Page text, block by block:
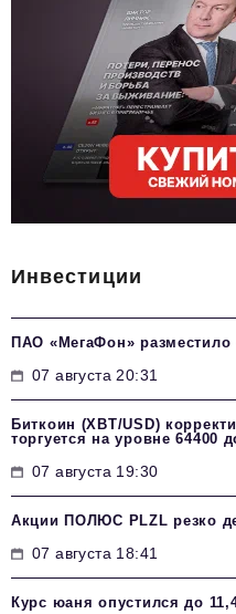
Инвестиции
ПАО «МегаФон»
07 августа 20:31
Биткоин (XBT/USD)
торгуется на уровне 64400
07 августа 19:30
Акции ПОЛЮС PLZL резко
07 августа 18:41
Курс юаня опустился до